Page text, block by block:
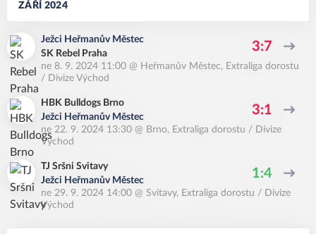
ZÁŘÍ 2024
Ježci Heřmanův Městec
SK Rebel Praha
3:7
ne 8. 9. 2024 11:00 @ Heřmanův Městec, Extraliga dorostu
/ Divize Východ
HBK Bulldogs Brno
Ježci Heřmanův Městec
3:1
ne 22. 9. 2024 13:30 @ Brno, Extraliga dorostu / Divize
Východ
TJ Sršni Svitavy
Ježci Heřmanův Městec
1:4
ne 29. 9. 2024 14:00 @ Svitavy, Extraliga dorostu / Divize
Východ